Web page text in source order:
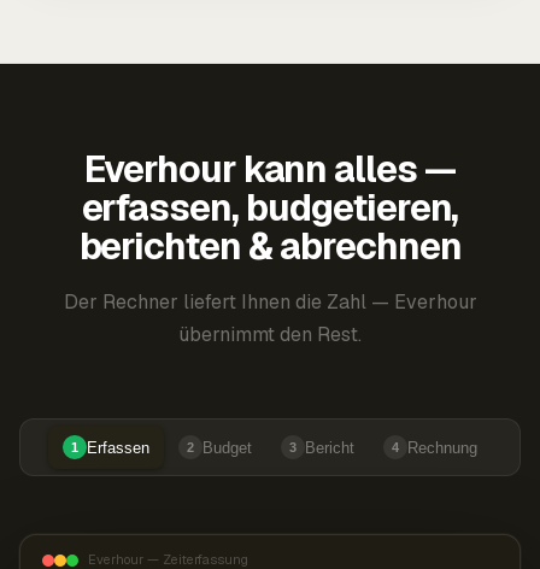
Everhour kann alles —
erfassen, budgetieren,
berichten & abrechnen
Der Rechner liefert Ihnen die Zahl — Everhour
übernimmt den Rest.
1 Erfassen 2 Budget 3 Bericht 4 Rechnung
Everhour — Zeiterfassung